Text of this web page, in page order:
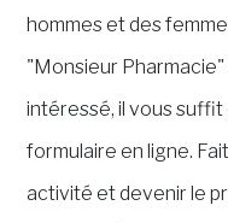
hommes et des
"Monsieur
intéressé, il vous
formulaire en ligne.
activité et devenir le